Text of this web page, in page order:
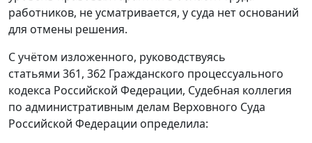
работников, не усматривается, у суда нет оснований
для отмены решения.
С учётом изложенного, руководствуясь
статьями 361, 362 Гражданского процессуального
кодекса Российской Федерации, Судебная коллегия
по административным делам Верховного Суда
Российской Федерации определила: